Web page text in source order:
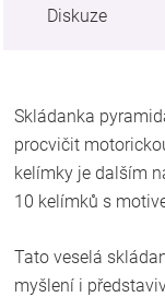
Diskuze
Skládanka
procvičit
kelímky je dalším
10 kelímků s
Tato veselá
myšlení i